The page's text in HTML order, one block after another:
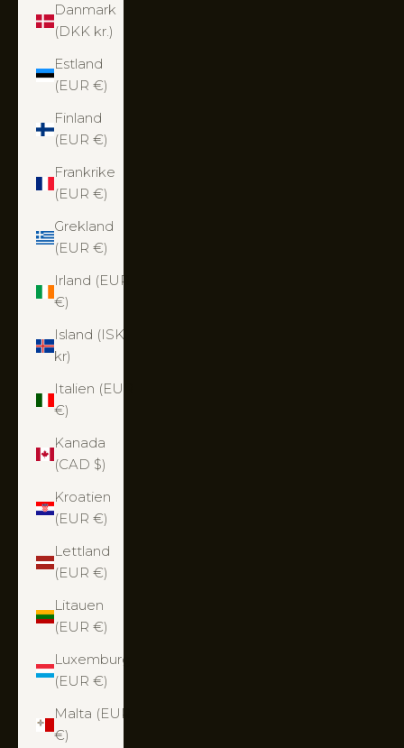
Danmark
(DKK kr.)
Estland
(EUR €)
Finland
(EUR €)
Frankrike
(EUR €)
Grekland
(EUR €)
Irland (EUR
€)
Island (ISK
kr)
Italien (EUR
€)
Kanada
(CAD $)
Kroatien
(EUR €)
Lettland
(EUR €)
Litauen
(EUR €)
Luxemburg
(EUR €)
Malta (EUR
€)